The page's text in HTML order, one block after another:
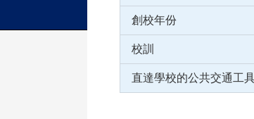
創校年份
校訓
直達學校的公共交通工